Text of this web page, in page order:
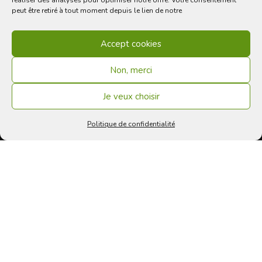
peut être retiré à tout moment depuis le lien de notre
Accept cookies
Non, merci
Je veux choisir
Politique de confidentialité
Accéder à notre page instagram
SUIVEZ NOUS